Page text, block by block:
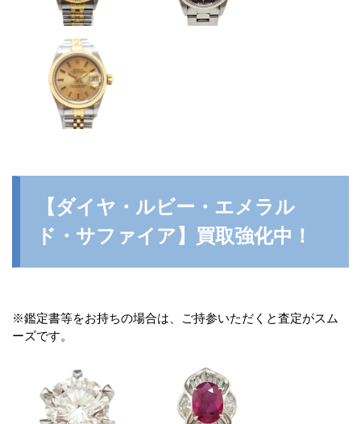
【ダイヤ・ルビー・エメラル
ド・サファイア】買取強化中！
※鑑定書等をお持ちの場合は、ご持参いただくと査定がスム
ーズです。